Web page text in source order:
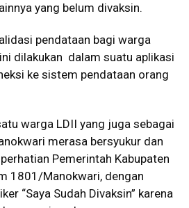
yang belum divaksin.
pendataan bagi warga
dilakukan dalam suatu aplikasi
ke sistem pendataan orang
warga LDII yang juga sebagai
merasa bersyukur dan
Pemerintah Kabupaten
1801/Manokwari, dengan
“Saya Sudah Divaksin” karena